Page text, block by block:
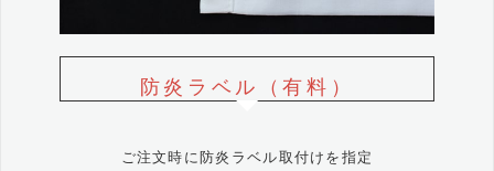
防炎ラベル（有料）
ご注文時に防炎ラベル取付けを指定